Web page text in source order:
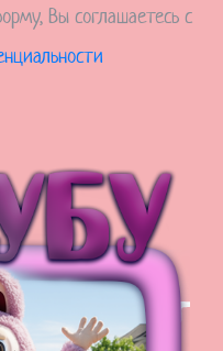
Вы соглашаетесь с